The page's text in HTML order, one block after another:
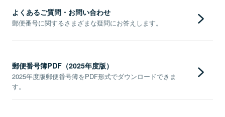
よくあるご質問・お問い合わせ
郵便番号に関するさまざまな疑問にお答えします。
郵便番号簿PDF（2025年度版）
2025年度版郵便番号簿をPDF形式でダウンロードできま
す。